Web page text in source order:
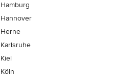
Hamburg
Hannover
Herne
Karlsruhe
Kiel
Köln